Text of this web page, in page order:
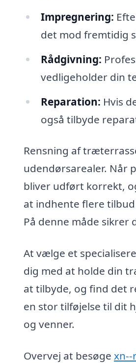
Impregnering:
det mod fremtidig
Rådgivning:
vedligeholder din
Reparation: Hvis
også tilbyde
Rensning af
udendørsarealer. Når
bliver udført korrekt,
at indhente flere
På denne måde
At vælge et
dig med at holde din
at tilbyde, og find det
en stor tilføjelse til dit
og venner.
Overvej at besøge xn--